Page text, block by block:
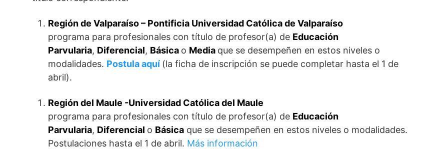
Región de Valparaíso – Pontificia Universidad Católica de Valparaíso
programa para profesionales con título de profesor(a) de Educación
Parvularia, Diferencial, Básica o Media que se desempeñen en estos niveles o
modalidades. Postula aquí (la ficha de inscripción se puede completar hasta el 1 de
abril).
Región del Maule -Universidad Católica del Maule
programa para profesionales con título de profesor(a) de Educación
Parvularia, Diferencial o Básica que se desempeñen en estos niveles o modalidades.
Postulaciones hasta el 1 de abril. Más información